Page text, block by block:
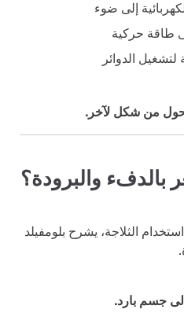
إلى ضوء
طاقة حركية
لتشغيل الدوائر
من شكل لآخر.
بالدفء والبرودة؟
الثلاجة، يشرح بلومفيلد
جسم بارد.